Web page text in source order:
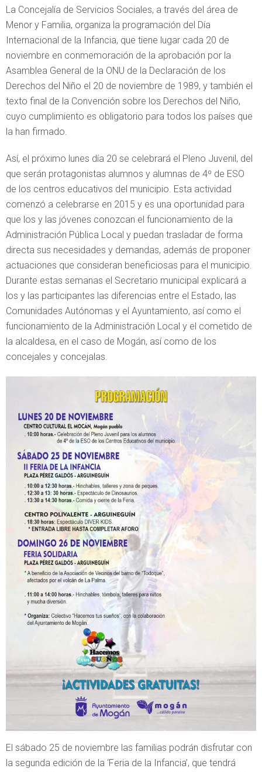
La Concejalía de Servicios Sociales, a través del área de
Menor y Familia, organiza la programación del Día
Internacional de la Infancia, que tiene lugar cada 20 de
noviembre en conmemoración de la aprobación por la
Asamblea General de la ONU de la Declaración de los
Derechos del Niño el 20 de noviembre de 1989, y también el
texto final de la Convención sobre los Derechos del Niño,
cuyo cumplimiento es obligatorio para todos los países que
la han firmado.
Así, el próximo lunes día 20 se celebrará el Pleno Juvenil, del
que serán protagonistas alumnos y alumnas de 4º de ESO
de los centros educativos del municipio. Esta actividad
comenzó a celebrarse en 2015 y es una oportunidad para
que los y las jóvenes conozcan el funcionamiento de la
Administración Pública Local y puedan trasladar de forma
directa sus necesidades y demandas, además de proponer
actuaciones que consideran beneficiosas para el municipio.
Durante estas semanas el Secretario municipal explicará a
los y las participantes las diferencias entre el Estado, las
Comunidades Autónomas y el Ayuntamiento, así como el
funcionamiento de la Administración Local y el cometido de
la alcaldesa, en el caso de Mogán, así como de los
concejales y concejalas.
El sábado 25 de noviembre las familias podrán disfrutar con
la segunda edición de la ‘Feria de la Infancia’, que tendrá